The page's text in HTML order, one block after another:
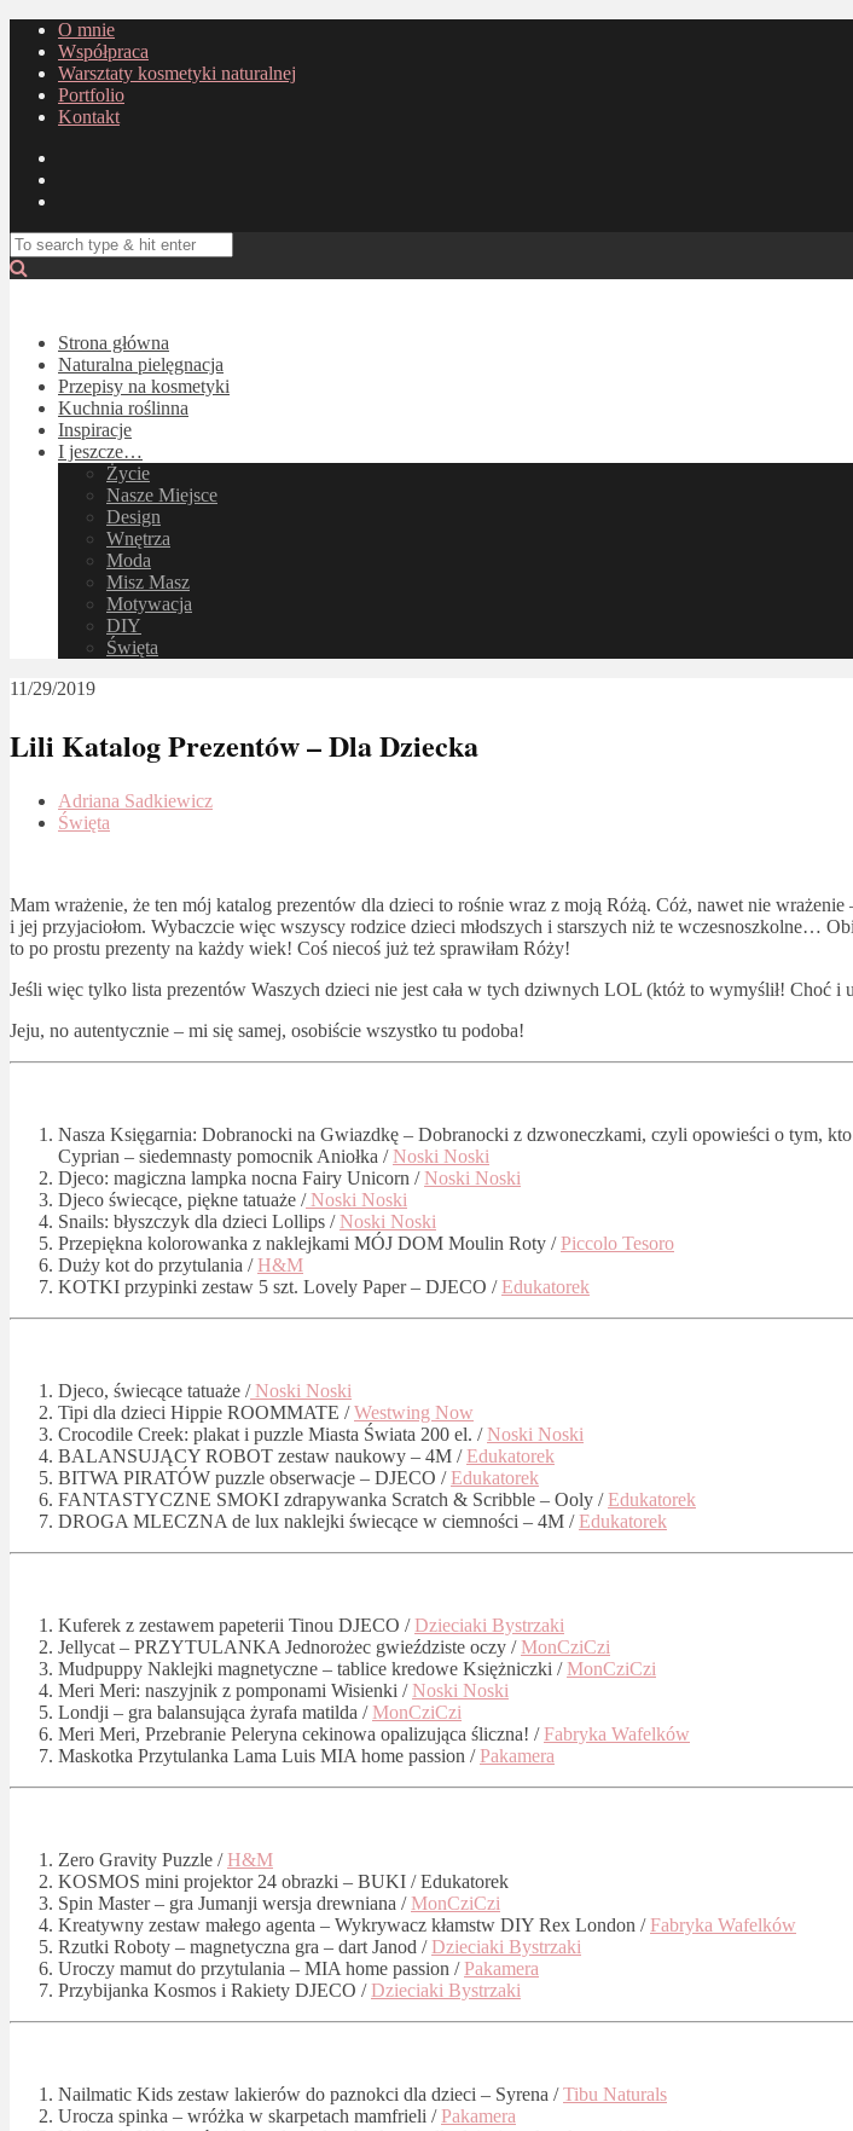
O mnie
Współpraca
Warsztaty kosmetyki naturalnej
Portfolio
Kontakt
Strona główna
Naturalna pielęgnacja
Przepisy na kosmetyki
Kuchnia roślinna
Inspiracje
I jeszcze…
Życie
Nasze Miejsce
Design
Wnętrza
Moda
Misz Masz
Motywacja
DIY
Święta
11/29/2019
Lili Katalog Prezentów – Dla Dziecka
Adriana Sadkiewicz
Święta
Mam wrażenie, że ten mój katalog prezentów dla dzieci to rośnie wraz z moją Różą. Cóż, nawet nie
i jej przyjaciołom. Wybaczcie więc wszyscy rodzice dzieci młodszych i starszych niż te wczesnoszkolne…
to po prostu prezenty na każdy wiek! Coś niecoś już też sprawiłam Róży!
Jeśli więc tylko lista prezentów Waszych dzieci nie jest cała w tych dziwnych LOL (któż to wymyślił!
Jeju, no autentycznie – mi się samej, osobiście wszystko tu podoba!
Nasza Księgarnia: Dobranocki na Gwiazdkę – Dobranocki z dzwoneczkami, czyli opowieści o tym,
Cyprian – siedemnasty pomocnik Aniołka /Noski Noski
Djeco: magiczna lampka nocna Fairy Unicorn /Noski Noski
Djeco świecące, piękne tatuaże /Noski Noski
Snails: błyszczyk dla dzieci Lollips /Noski Noski
Przepiękna kolorowanka z naklejkami MÓJ DOM Moulin Roty /Piccolo Tesoro
Duży kot do przytulania /H&M
KOTKI przypinki zestaw 5 szt. Lovely Paper – DJECO /Edukatorek
Djeco, świecące tatuaże /Noski Noski
Tipi dla dzieci Hippie ROOMMATE /Westwing Now
Crocodile Creek: plakat i puzzle Miasta Świata 200 el. /Noski Noski
BALANSUJĄCY ROBOT zestaw naukowy – 4M /Edukatorek
BITWA PIRATÓW puzzle obserwacje – DJECO /Edukatorek
FANTASTYCZNE SMOKI zdrapywanka Scratch & Scribble – Ooly /Edukatorek
DROGA MLECZNA de lux naklejki świecące w ciemności – 4M /Edukatorek
Kuferek z zestawem papeterii Tinou DJECO /Dzieciaki Bystrzaki
Jellycat – PRZYTULANKA Jednorożec gwieździste oczy /MonCziCzi
Mudpuppy Naklejki magnetyczne – tablice kredowe Księżniczki /MonCziCzi
Meri Meri: naszyjnik z pomponami Wisienki /Noski Noski
Londji – gra balansująca żyrafa matilda /MonCziCzi
Meri Meri, Przebranie Peleryna cekinowa opalizująca śliczna! /Fabryka Wafelków
Maskotka Przytulanka Lama Luis MIA home passion /Pakamera
Zero Gravity Puzzle /H&M
KOSMOS mini projektor 24 obrazki – BUKI / Edukatorek
Spin Master – gra Jumanji wersja drewniana /MonCziCzi
Kreatywny zestaw małego agenta – Wykrywacz kłamstw DIY Rex London /Fabryka Wafelków
Rzutki Roboty – magnetyczna gra – dart Janod /Dzieciaki Bystrzaki
Uroczy mamut do przytulania – MIA home passion /Pakamera
Przybijanka Kosmos i Rakiety DJECO /Dzieciaki Bystrzaki
Nailmatic Kids zestaw lakierów do paznokci dla dzieci – Syrena /Tibu Naturals
Urocza spinka – wróżka w skarpetach mamfrieli /Pakamera